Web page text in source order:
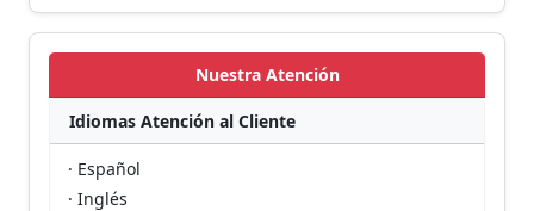
Nuestra Atención
Idiomas Atención al Cliente
· Español
· Inglés